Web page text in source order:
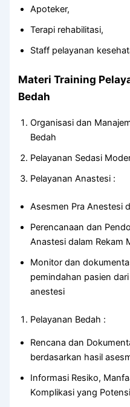
Apoteker,
Terapi rehabilitasi,
Staff pelayanan
Materi Training
Bedah
Organisasi dan
Bedah
Pelayanan Sedasi
Pelayanan Anastesi :
Asesmen Pra Anestesi
Perencanaan dan
Anastesi dalam Rekam
Monitor dan
pemindahan pasien
anestesi
Pelayanan Bedah :
Rencana dan
berdasarkan hasil
Informasi Resiko,
Komplikasi yang